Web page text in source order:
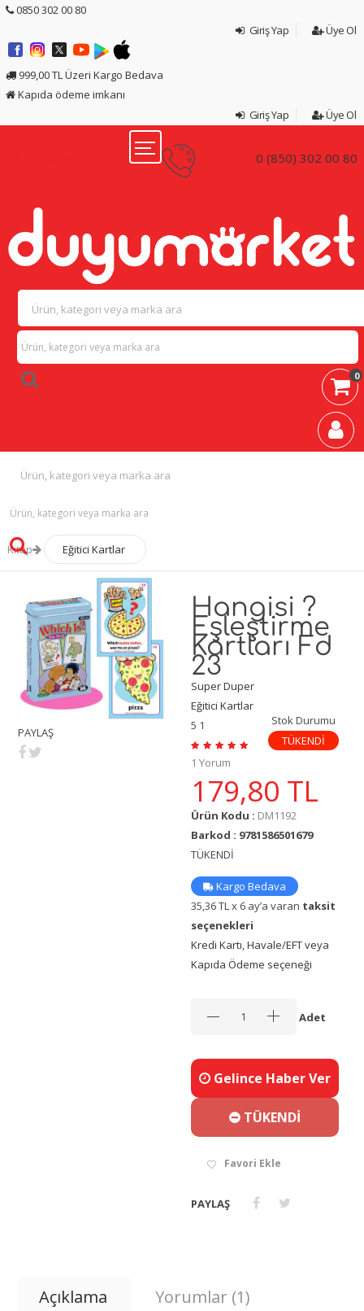
0850 302 00 80
Giriş Yap
Üye Ol
999,00 TL Üzeri Kargo Bedava
Kapıda ödeme imkanı
Giriş Yap
Üye Ol
0 (850) 302 00 80
0
Kitap Eğitici Kartlar
PAYLAŞ
Hangisi ?
Eşleştirme
Kartları Fd
23
Super Duper
Eğitici Kartlar
5 1
1 Yorum
Stok Durumu
TÜKENDİ
179,80 TL
Ürün Kodu : DM1192
Barkod : 9781586501679
TÜKENDİ
Kargo Bedava
35,36 TL x 6 ay’a varan taksit
seçenekleri
Kredi Kartı, Havale/EFT veya
Kapıda Ödeme seçeneği
Adet
Gelince Haber Ver
TÜKENDİ
Favori Ekle
PAYLAŞ
Açıklama
Yorumlar (1)